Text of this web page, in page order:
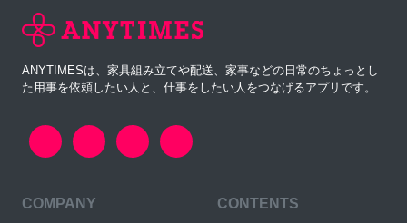
ANYTIMESは、家具組み立てや配送、家事などの日常のちょっとし
た用事を依頼したい人と、仕事をしたい人をつなげるアプリです。
COMPANY CONTENTS